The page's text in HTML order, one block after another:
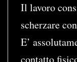
Il lavoro
scherzare
E’
contatto